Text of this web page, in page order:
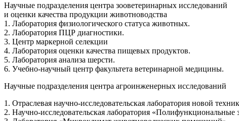
Научные подразделения центра зооветеринарных исследований
и оценки качества продукции животноводства
1. Лаборатория физиологического статуса животных.
2. Лаборатория ПЦР диагностики.
3. Центр маркерной селекции
4. Лаборатория оценки качества пищевых продуктов.
5. Лаборатория анализа шерсти.
6. Учебно-научный центр факультета ветеринарной медицины.
Научные подразделения центра агроинженерных исследований
1. Отраслевая научно-исследовательская лаборатория новой
2. Научно-исследовательская лаборатория